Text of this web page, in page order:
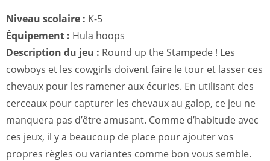
Niveau scolaire : K-5
Équipement : Hula hoops
Description du jeu : Round up the Stampede ! Les
cowboys et les cowgirls doivent faire le tour et lasser ces
chevaux pour les ramener aux écuries. En utilisant des
cerceaux pour capturer les chevaux au galop, ce jeu ne
manquera pas d’être amusant. Comme d’habitude avec
ces jeux, il y a beaucoup de place pour ajouter vos
propres règles ou variantes comme bon vous semble.